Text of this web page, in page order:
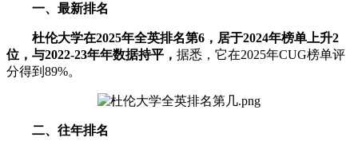
一、最新排名
杜伦大学在2025年全英排名第6，居于2024年榜单上升2
位，与2022-23年年数据持平， 据悉，它在2025年CUG榜单评
分得到89%。
二、往年排名